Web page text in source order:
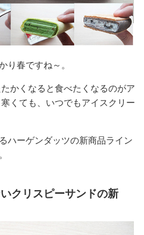
り春ですね～。
かくなると食べたくなるのがア
くても、いつでもアイスクリー
ハーゲンダッツの新商品ライン
クリスピーサンドの新